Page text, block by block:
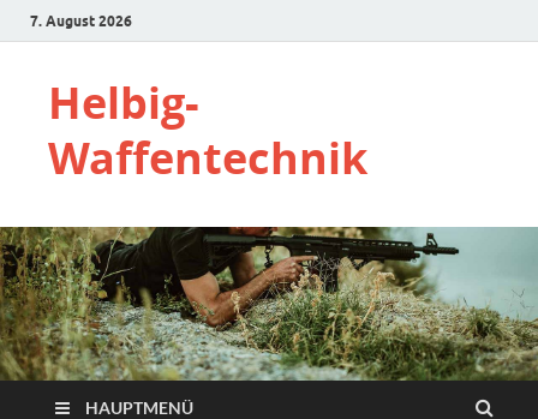
7. August 2026
Helbig-
Waffentechnik
HAUPTMENÜ